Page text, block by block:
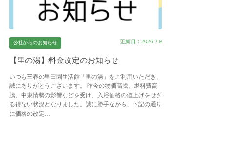
公社からのお知らせ 更新日：2026.7.9
【里の湯】料金改定のお知らせ
いつも三春の里田園生活館「里の湯」をご利用いただき、
誠にありがとうございます。 昨今の物価高騰、燃料費高
騰、中東情勢の影響などを受け、入浴価格の値上げをせざ
る得ない状況となりました。誠に勝手ながら、下記の通り
に価格の改定…